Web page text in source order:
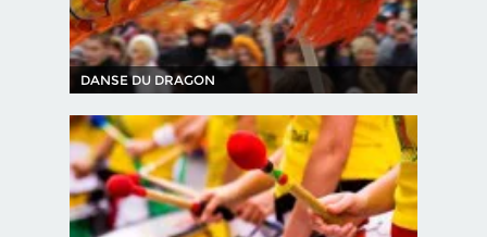
DANSE DU DRAGON